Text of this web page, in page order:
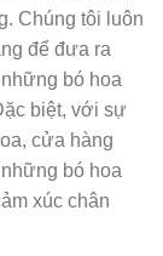
Chúng tôi luôn
để đưa ra
bó hoa
biệt, với sự
cửa hàng
bó hoa
xúc chân